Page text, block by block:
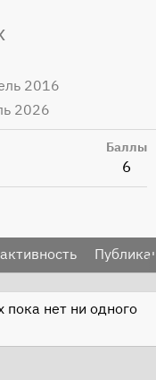
2016
2026
Баллы
6
пока нет ни одного